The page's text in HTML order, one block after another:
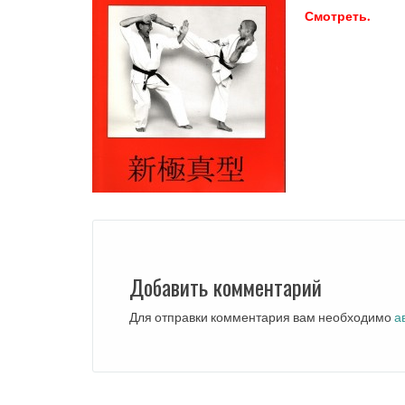
Смотреть.
Добавить комментарий
Для отправки комментария вам необходимо